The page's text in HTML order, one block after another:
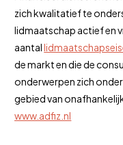
zich kwalitatief te
lidmaatschap actief en
aantal
de markt en die de
onderwerpen zich
gebied van
www.adfiz.nl